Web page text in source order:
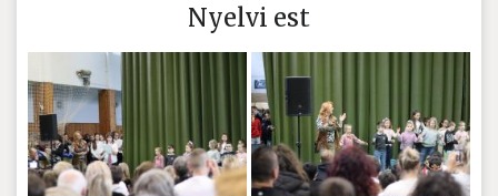
Nyelvi est